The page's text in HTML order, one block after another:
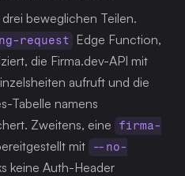
beweglichen Teilen.
request Edge Function,
die Firma.dev-API mit
aufruft und die
Zweitens, eine
firma-
mit
--no-
keine Auth-Header